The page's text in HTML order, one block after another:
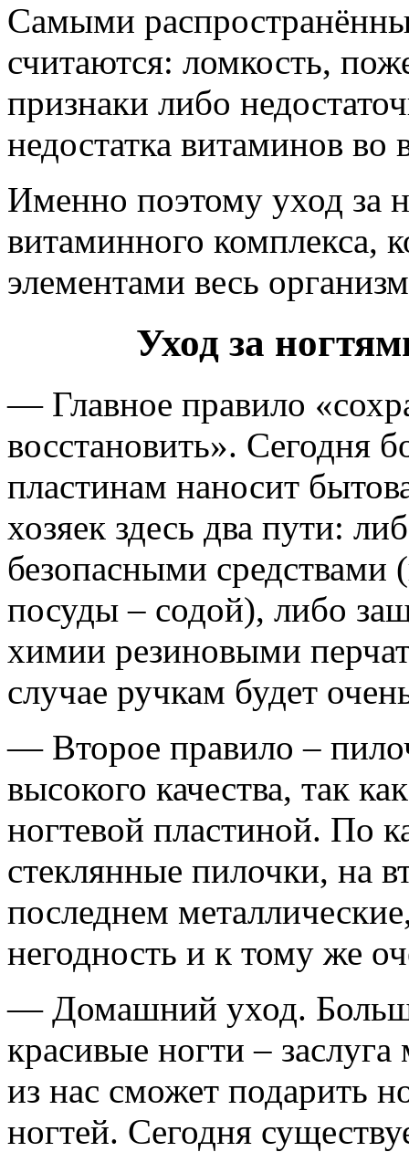
Самыми
считаются: ломкость,
признаки либо
недостатка витаминов во
Именно поэтому уход за
витаминного комплекса,
элементами весь
Уход за
— Главное правило
восстановить». Сегодня
пластинам наносит
хозяек здесь два пути:
безопасными средствами
посуды – содой), либо
химии резиновыми
случае ручкам будет
— Второе правило –
высокого качества, так
ногтевой пластиной. По
стеклянные пилочки, на
последнем
негодность и к тому же
— Домашний уход.
красивые ногти –
из нас сможет подарить
ногтей. Сегодня